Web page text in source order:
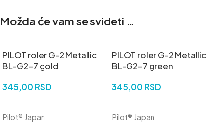
Možda će vam se svideti …
PILOT roler G-2 Metallic
BL-G2-7 gold
345,00 RSD
Pilot® Japan
PILOT roler G-2 Metallic
BL-G2-7 green
345,00 RSD
Pilot® Japan